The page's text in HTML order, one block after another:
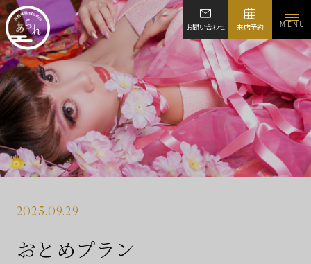
お問い合わせ 来店予約 MENU
2025.09.29
おとめプラン